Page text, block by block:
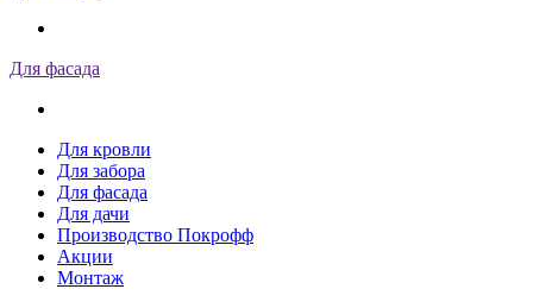
Для фасада
Для кровли
Для забора
Для фасада
Для дачи
Производство Покрофф
Акции
Монтаж